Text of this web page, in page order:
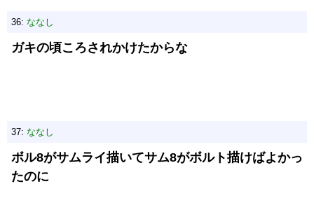
36: ななし
ガキの頃ころされかけたからな
37: ななし
ボル8がサムライ描いてサム8がボルト描けばよかっ
たのに